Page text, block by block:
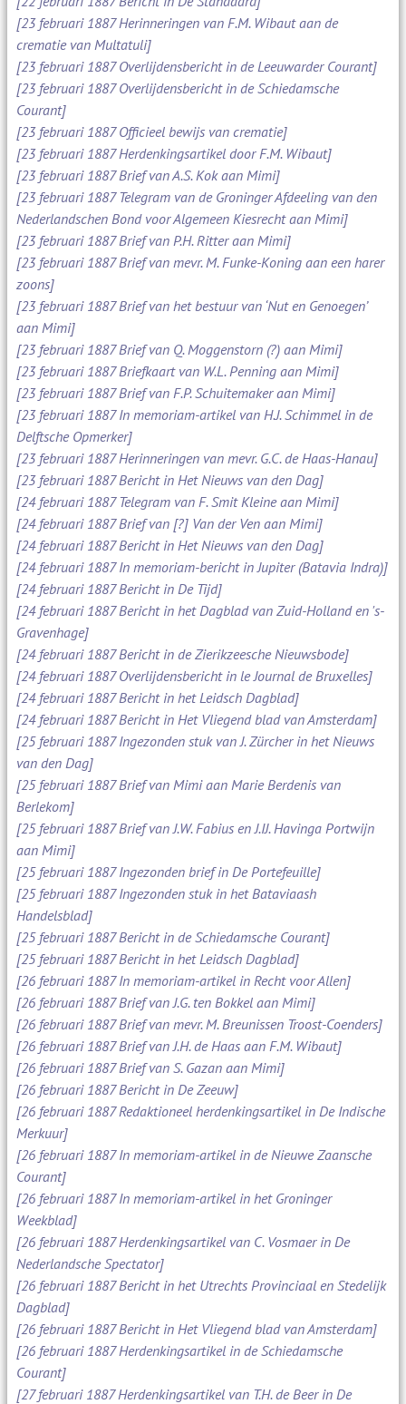
[23 februari 1887 Herinneringen van F.M. Wibaut aan de
crematie van Multatuli]
[23 februari 1887 Overlijdensbericht in de Leeuwarder Courant]
[23 februari 1887 Overlijdensbericht in de Schiedamsche
Courant]
[23 februari 1887 Officieel bewijs van crematie]
[23 februari 1887 Herdenkingsartikel door F.M. Wibaut]
[23 februari 1887 Brief van A.S. Kok aan Mimi]
[23 februari 1887 Telegram van de Groninger Afdeeling van den
Nederlandschen Bond voor Algemeen Kiesrecht aan Mimi]
[23 februari 1887 Brief van P.H. Ritter aan Mimi]
[23 februari 1887 Brief van mevr. M. Funke-Koning aan een harer
zoons]
[23 februari 1887 Brief van het bestuur van ‘Nut en Genoegen’
aan Mimi]
[23 februari 1887 Brief van Q. Moggenstorn (?) aan Mimi]
[23 februari 1887 Briefkaart van W.L. Penning aan Mimi]
[23 februari 1887 Brief van F.P. Schuitemaker aan Mimi]
[23 februari 1887 In memoriam-artikel van H.J. Schimmel in de
Delftsche Opmerker]
[23 februari 1887 Herinneringen van mevr. G.C. de Haas-Hanau]
[23 februari 1887 Bericht in Het Nieuws van den Dag]
[24 februari 1887 Telegram van F. Smit Kleine aan Mimi]
[24 februari 1887 Brief van [?] Van der Ven aan Mimi]
[24 februari 1887 Bericht in Het Nieuws van den Dag]
[24 februari 1887 In memoriam-bericht in Jupiter (Batavia Indra)]
[24 februari 1887 Bericht in De Tijd]
[24 februari 1887 Bericht in het Dagblad van Zuid-Holland en 's-
Gravenhage]
[24 februari 1887 Bericht in de Zierikzeesche Nieuwsbode]
[24 februari 1887 Overlijdensbericht in le Journal de Bruxelles]
[24 februari 1887 Bericht in het Leidsch Dagblad]
[24 februari 1887 Bericht in Het Vliegend blad van Amsterdam]
[25 februari 1887 Ingezonden stuk van J. Zürcher in het Nieuws
van den Dag]
[25 februari 1887 Brief van Mimi aan Marie Berdenis van
Berlekom]
[25 februari 1887 Brief van J.W. Fabius en J.IJ. Havinga Portwijn
aan Mimi]
[25 februari 1887 Ingezonden brief in De Portefeuille]
[25 februari 1887 Ingezonden stuk in het Bataviaash
Handelsblad]
[25 februari 1887 Bericht in de Schiedamsche Courant]
[25 februari 1887 Bericht in het Leidsch Dagblad]
[26 februari 1887 In memoriam-artikel in Recht voor Allen]
[26 februari 1887 Brief van J.G. ten Bokkel aan Mimi]
[26 februari 1887 Brief van mevr. M. Breunissen Troost-Coenders]
[26 februari 1887 Brief van J.H. de Haas aan F.M. Wibaut]
[26 februari 1887 Brief van S. Gazan aan Mimi]
[26 februari 1887 Bericht in De Zeeuw]
[26 februari 1887 Redaktioneel herdenkingsartikel in De Indische
Merkuur]
[26 februari 1887 In memoriam-artikel in de Nieuwe Zaansche
Courant]
[26 februari 1887 In memoriam-artikel in het Groninger
Weekblad]
[26 februari 1887 Herdenkingsartikel van C. Vosmaer in De
Nederlandsche Spectator]
[26 februari 1887 Bericht in het Utrechts Provinciaal en Stedelijk
Dagblad]
[26 februari 1887 Bericht in Het Vliegend blad van Amsterdam]
[26 februari 1887 Herdenkingsartikel in de Schiedamsche
Courant]
[27 februari 1887 Herdenkingsartikel van T.H. de Beer in De